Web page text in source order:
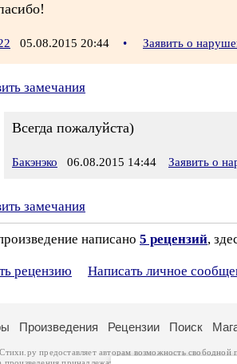
05.08.2015 20:44 • Заявить о
замечания
Всегда пожалуйста)
Бакэнэко 06.08.2015 14:44 Заявить о
замечания
написано 5 рецензий,
рецензию Написать личное
Произведения Рецензии Поиск
предоставляет авторам возможность